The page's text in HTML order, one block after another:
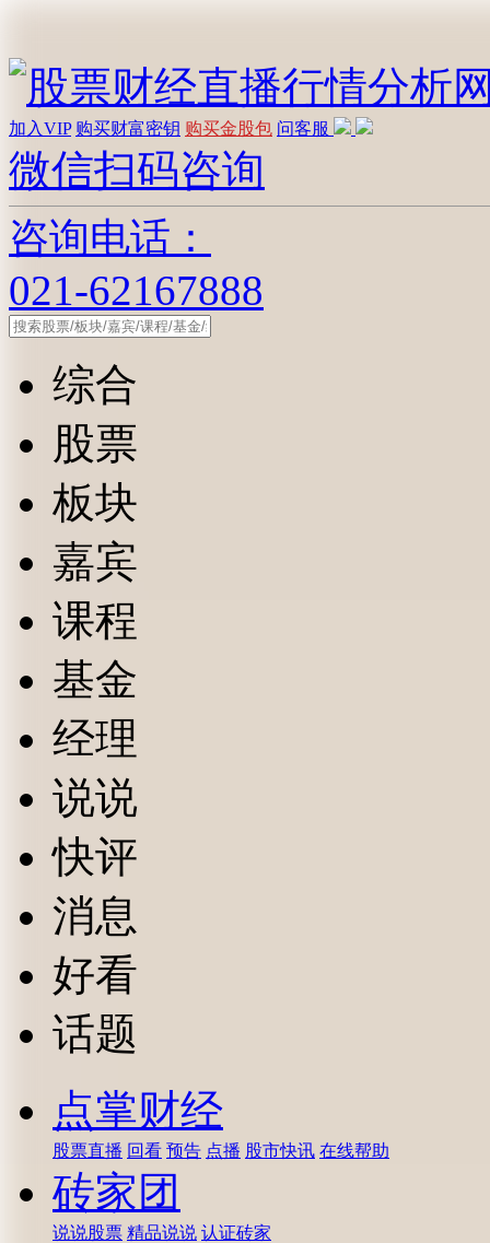
加入VIP 购买财富密钥 购买金股包 问客服
微信扫码咨询
咨询电话：
021-62167888
综合
股票
板块
嘉宾
课程
基金
经理
说说
快评
消息
好看
话题
点掌财经
股票直播 回看 预告 点播 股市快讯 在线帮助
砖家团
说说股票 精品说说 认证砖家